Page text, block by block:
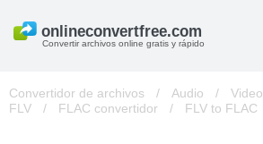
Convertir archivos online gratis y rápido
Convertidor de archivos / Audio / Video
FLV
/ FLAC convertidor / FLV to FLAC